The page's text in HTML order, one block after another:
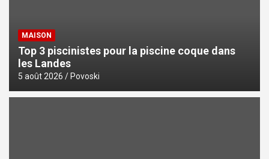
MAISON
Top 3 piscinistes pour la piscine coque dans
les Landes
5 août 2026 Povoski